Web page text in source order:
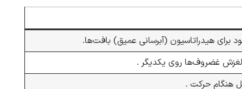
برای هیدراتاسیون (آبرسانی عمیق) بافت‌ها.
غضروف‌ها روی یکدیگر .
هنگام حرکت .